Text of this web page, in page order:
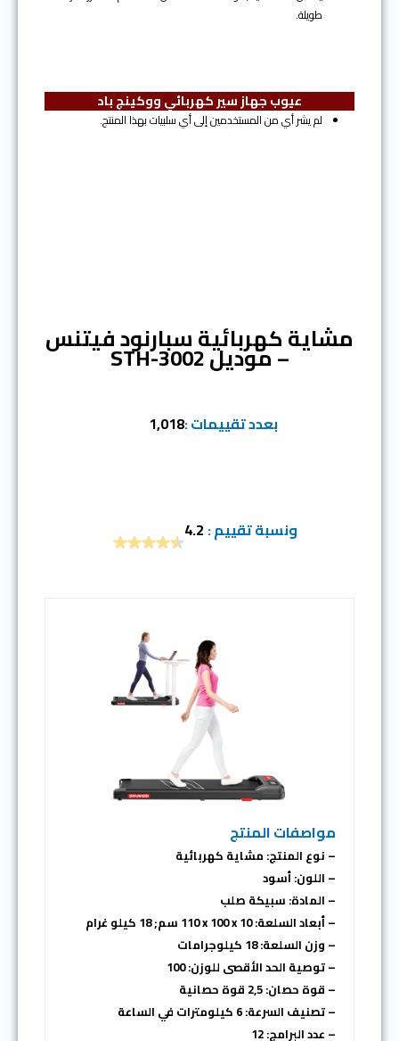
طويلة.
عيوب جهاز سير كهربائي ووكينج باد
لم يشر أي من المستخدمين إلى أي سلبيات بهذا المنتج.
مشاية كهربائية سبارنود فيتنس
– موديل STH-3002
بعدد تقييمات :1,018
ونسبة تقييم : 4.2
مواصفات المنتج
– نوع المنتج: مشاية كهربائية
– اللون: أسود
– المادة: سبيكة صلب
– أبعاد السلعة: ‎110 x 100 x 10 سم; 18 كيلو غرام
– وزن السلعة: 18 كيلوجرامات
– توصية الحد الأقصى للوزن: 100
– قوة حصان: 2,5 قوة حصانية
– تصنيف السرعة: 6 كيلومترات في الساعة
– عدد البرامج: 12